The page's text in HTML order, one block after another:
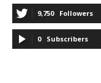
9,750 Followers
0 Subscribers